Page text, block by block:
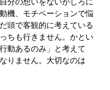
分の想いをないがしろに
機、モチベーションで悩
頭で客観的に考えている
ちも行きません。かとい
動あるのみ」と考えて
りません。大切なのは